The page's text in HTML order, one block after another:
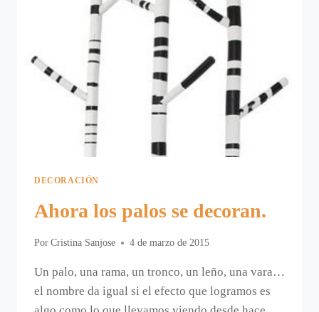
DECORACIÓN
Ahora los palos se decoran.
Por Cristina Sanjose 4 de marzo de 2015
Un palo, una rama, un tronco, un leño, una vara…
el nombre da igual si el efecto que logramos es